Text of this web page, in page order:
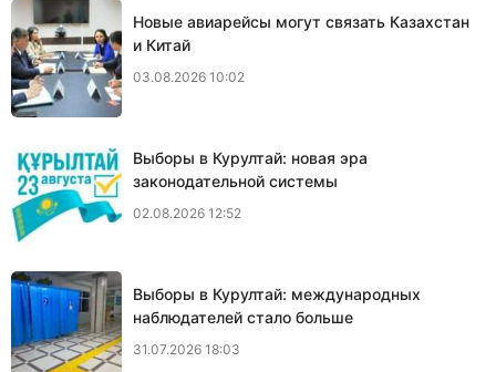
Новые авиарейсы могут связать Казахстан
и Китай
03.08.2026 10:02
Выборы в Курултай: новая эра
законодательной системы
02.08.2026 12:52
Выборы в Курултай: международных
наблюдателей стало больше
31.07.2026 18:03